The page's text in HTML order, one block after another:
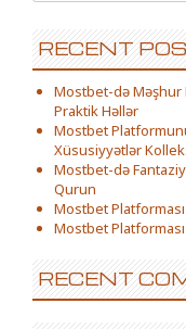
RECENT
Mostbet-də Məşhur
Praktik Həllər
Mostbet
Xüsusiyyətlər
Mostbet-də
Qurun
Mostbet Platforması
Mostbet
RECENT